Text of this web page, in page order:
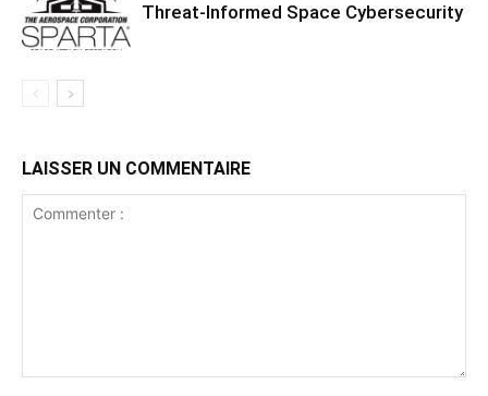
Threat‑Informed Space Cybersecurity
LAISSER UN COMMENTAIRE